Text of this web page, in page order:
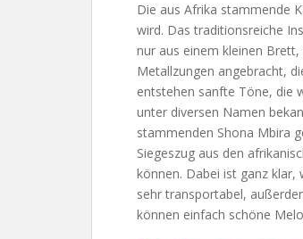
Die aus Afrika stammende
wird. Das traditionsreiche
nur aus einem kleinen
Metallzungen angebracht,
entstehen sanfte Töne, die
unter diversen Namen
stammenden Shona Mbira
Siegeszug aus den
können. Dabei ist ganz
sehr transportabel,
können einfach schöne